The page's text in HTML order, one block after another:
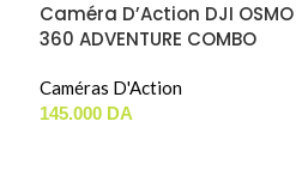
Caméra D’Action DJI OSMO
360 ADVENTURE COMBO
Caméras D'Action
145.000 DA